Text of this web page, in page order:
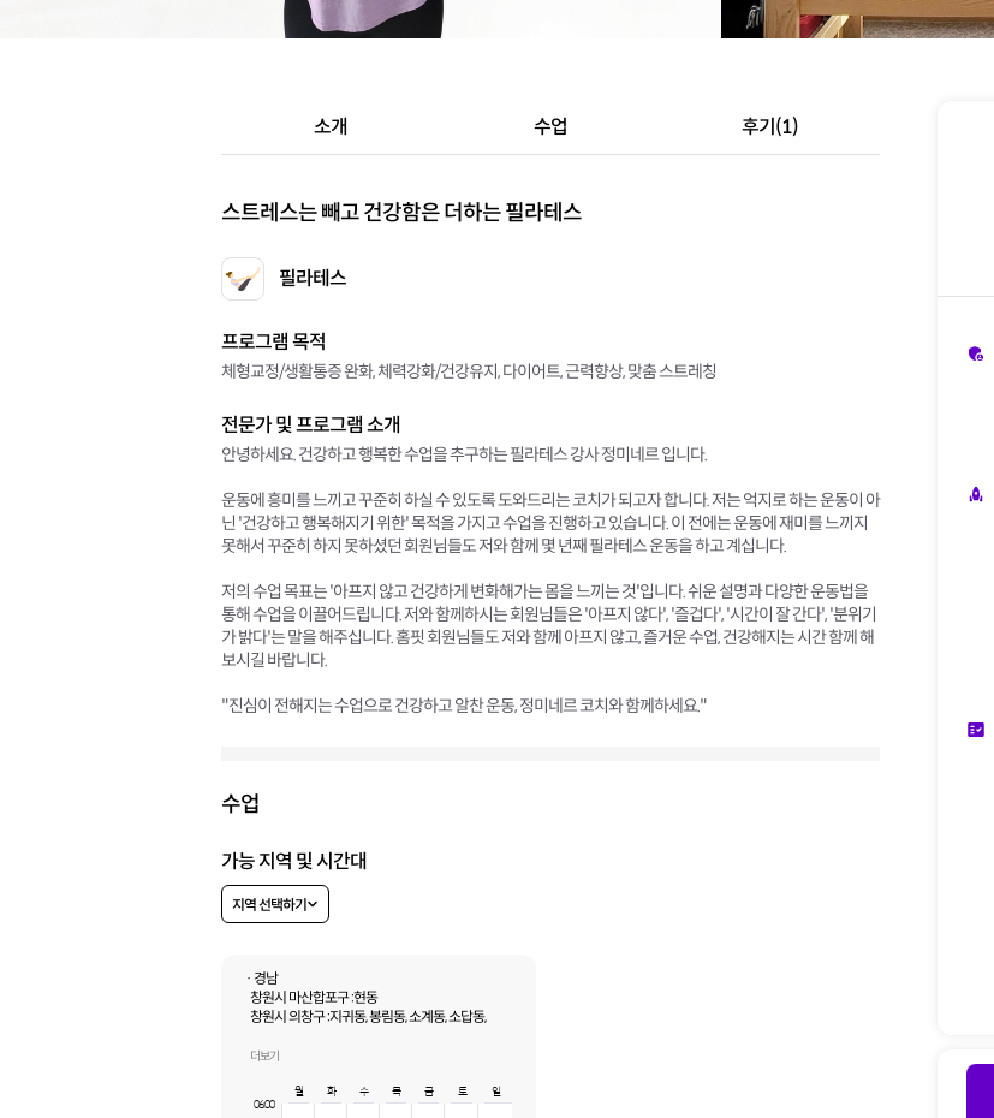
소개 수업 후기(1)
스트레스는 빼고 건강함은 더하는 필라테스
필라테스
프로그램 목적
체형교정/생활통증 완화, 체력강화/건강유지, 다이어트, 근력향상, 맞춤 스트레칭
전문가 및 프로그램 소개
안녕하세요. 건강하고 행복한 수업을 추구하는 필라테스 강사 정미네르 입니다.
운동에 흥미를 느끼고 꾸준히 하실 수 있도록 도와드리는 코치가 되고자 합니다. 저는 억지로 하는 운동이 아
닌 '건강하고 행복해지기 위한' 목적을 가지고 수업을 진행하고 있습니다. 이 전에는 운동에 재미를 느끼지
못해서 꾸준히 하지 못하셨던 회원님들도 저와 함께 몇 년째 필라테스 운동을 하고 계십니다.
저의 수업 목표는 '아프지 않고 건강하게 변화해가는 몸을 느끼는 것'입니다. 쉬운 설명과 다양한 운동법을
통해 수업을 이끌어드립니다. 저와 함께하시는 회원님들은 '아프지 않다', '즐겁다', '시간이 잘 간다', '분위기
가 밝다'는 말을 해주십니다. 홈핏 회원님들도 저와 함께 아프지 않고, 즐거운 수업, 건강해지는 시간 함께 해
보시길 바랍니다.
"진심이 전해지는 수업으로 건강하고 알찬 운동, 정미네르 코치와 함께하세요."
수업
가능 지역 및 시간대
지역 선택하기
· 경남
창원시 마산합포구 :현동
창원시 의창구 :지귀동, 봉림동, 소계동, 소답동,
귀현동, 남산동, 남양동, 남지동,
더보기
월 화 수 목 금 토
일
06:00